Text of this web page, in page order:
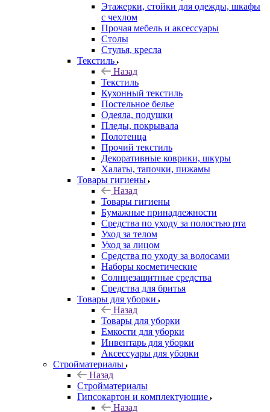
Этажерки, стойки для одежды, шкафы
с чехлом
Прочая мебель и аксессуары
Столы
Стулья, кресла
Текстиль
Назад
Текстиль
Кухонный текстиль
Постельное белье
Одеяла, подушки
Пледы, покрывала
Полотенца
Прочий текстиль
Декоративные коврики, шкуры
Халаты, тапочки, пижамы
Товары гигиены
Назад
Товары гигиены
Бумажные принадлежности
Средства по уходу за полостью рта
Уход за телом
Уход за лицом
Средства по уходу за волосами
Наборы косметические
Солнцезащитные средства
Средства для бритья
Товары для уборки
Назад
Товары для уборки
Емкости для уборки
Инвентарь для уборки
Аксессуары для уборки
Стройматериалы
Назад
Стройматериалы
Гипсокартон и комплектующие
Назад